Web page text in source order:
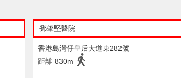
鄧肇堅醫院
香港島灣仔皇后大道東282號
距離 830m